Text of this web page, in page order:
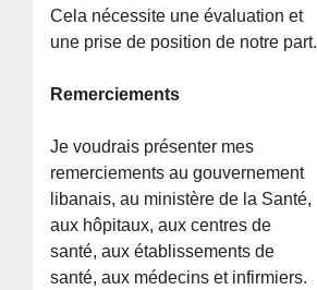
Cela nécessite une évaluation et
une prise de position de notre part.
Remerciements
Je voudrais présenter mes
remerciements au gouvernement
libanais, au ministère de la Santé,
aux hôpitaux, aux centres de
santé, aux établissements de
santé, aux médecins et infirmiers.